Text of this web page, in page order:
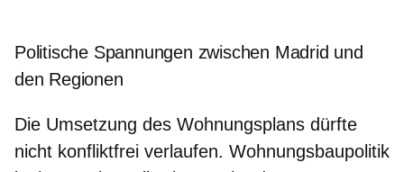
Politische Spannungen zwischen Madrid und
den Regionen
Die Umsetzung des Wohnungsplans dürfte
nicht konfliktfrei verlaufen. Wohnungsbaupolitik